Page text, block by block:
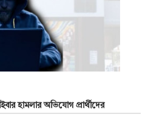
হামলার অভিযোগ প্রার্থীদের